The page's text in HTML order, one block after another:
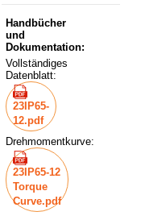
Handbücher
und
Dokumentation:
Vollständiges
Datenblatt:
23IP65-
12.pdf
Drehmomentkurve:
23IP65-12
Torque
Curve.pdf